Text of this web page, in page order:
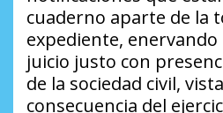
cuaderno aparte de la
expediente,
juicio justo con
de la sociedad civil,
consecuencia del